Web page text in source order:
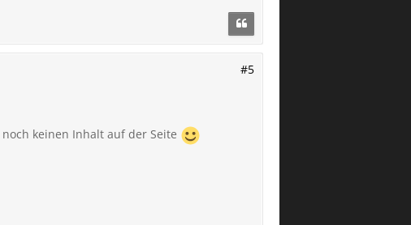
#5
keinen Inhalt auf der Seite